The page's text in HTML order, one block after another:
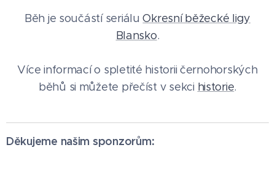
Běh je součástí seriáluOkresní běžecké ligy
Blansko.
Více informací o spletité historii černohorských
běhů si můžete přečíst v sekci historie.
Děkujeme našim sponzorům: